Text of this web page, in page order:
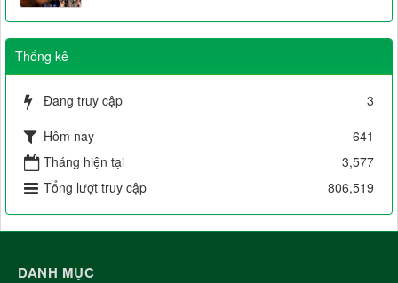
Thống kê
Đang truy cập
3
Hôm nay
641
Tháng hiện tại
3,577
Tổng lượt truy cập
806,519
DANH MỤC